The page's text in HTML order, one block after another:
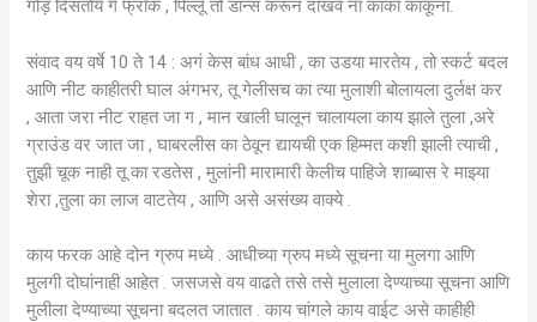
गोड़ दिसतोय ग फ्रॉक , पिल्लू तो डान्स करून दाखव ना काका काकूंना.
संवाद वय वर्षे 10 ते 14 : अगं केस बांध आधी , का उडया मारतेय , तो स्कर्ट बदल
आणि नीट काहीतरी घाल अंगभर, तू गेलीसच का त्या मुलाशी बोलायला दुर्लक्ष कर
, आता जरा नीट राहत जा ग , मान खाली घालून चालायला काय झाले तुला ,अरे
ग्राउंड वर जात जा , घाबरलीस का ठेवून द्यायची एक हिम्मत कशी झाली त्याची ,
तुझी चूक नाही तू का रडतेस , मुलांनी मारामारी केलीच पाहिजे शाब्बास रे माझ्या
शेरा ,तुला का लाज वाटतेय , आणि असे असंख्य वाक्ये .
काय फरक आहे दोन ग्रुप मध्ये . आधीच्या ग्रुप मध्ये सूचना या मुलगा आणि
मुलगी दोघांनाही आहेत . जसजसे वय वाढते तसे तसे मुलाला देण्याच्या सूचना आणि
मुलीला देण्याच्या सूचना बदलत जातात . काय चांगले काय वाईट असे काहीही